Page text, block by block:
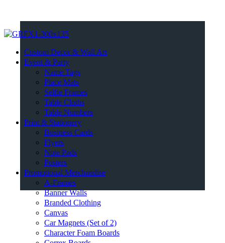
Custom Decor & Wall Art
Event & Party
Name Tags
Place Mats
Selfie Frames
Table Cloths
Table Numbers
Print & Stationery
Business Cards
Flyers
Note Pads
Posters
Promotional Merchandise
A-Frames
Banner Walls
Branded Clothing
Canvas
Car Magnets (Set of 2)
Character Foam Boards